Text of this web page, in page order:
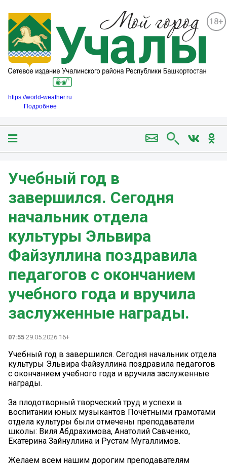
18+
https://world-weather.ru
Подробнее
Учебный год в
завершился. Сегодня
начальник отдела
культуры Эльвира
Файзуллина поздравила
педагогов с окончанием
учебного года и вручила
заслуженные награды.
07:55 29.05.2026 16+
Учебный год в завершился. Сегодня начальник отдела
культуры Эльвира Файзуллина поздравила педагогов
с окончанием учебного года и вручила заслуженные
награды.
За плодотворный творческий труд и успехи в
воспитании юных музыкантов Почётными грамотами
отдела культуры были отмечены преподаватели
школы: Виля Абдрахимова, Анатолий Савченко,
Екатерина Зайнуллина и Рустам Мугаллимов.
️Желаем всем нашим дорогим преподавателям